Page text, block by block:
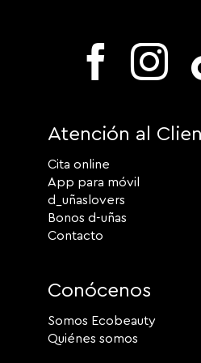
Atención al
Cita online
App para móvil
d_uñaslovers
Bonos d-uñas
Contacto
Conócenos
Somos Ecobeauty
Quiénes somos